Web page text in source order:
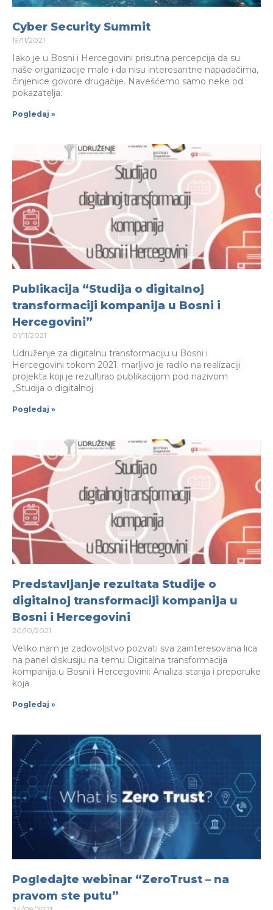
Cyber Security Summit
19/11/2021
Iako je u Bosni i Hercegovini prisutna percepcija da su
naše organizacije male i da nisu interesantne napadačima,
činjenice govore drugačije. Navešćemo samo neke od
pokazatelja:
Pogledaj »
Publikacija “Studija o digitalnoj
transformaciji kompanija u Bosni i
Hercegovini”
01/11/2021
Udruženje za digitalnu transformaciju u Bosni i
Hercegovini tokom 2021. marljivo je radilo na realizaciji
projekta koji je rezultirao publikacijom pod nazivom
„Studija o digitalnoj
Pogledaj »
Predstavljanje rezultata Studije o
digitalnoj transformaciji kompanija u
Bosni i Hercegovini
20/10/2021
Veliko nam je zadovoljstvo pozvati sva zainteresovana lica
na panel diskusiju na temu Digitalna transformacija
kompanija u Bosni i Hercegovini: Analiza stanja i preporuke
koja
Pogledaj »
Pogledajte webinar “ZeroTrust – na
pravom ste putu”